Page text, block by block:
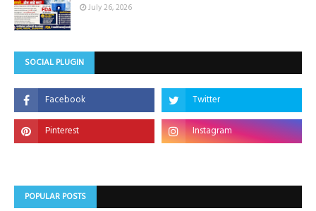
July 26, 2026
SOCIAL PLUGIN
POPULAR POSTS